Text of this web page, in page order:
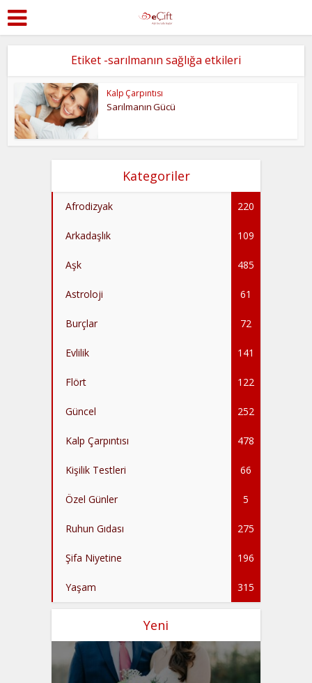
Etiket -sarılmanın sağlığa etkileri
Kalp Çarpıntısı
Sarılmanın Gücü
Kategoriler
Afrodizyak 220
Arkadaşlık 109
Aşk 485
Astroloji 61
Burçlar 72
Evlilik 141
Flört 122
Güncel 252
Kalp Çarpıntısı 478
Kişilik Testleri 66
Özel Günler 5
Ruhun Gıdası 275
Şifa Niyetine 196
Yaşam 315
Yeni